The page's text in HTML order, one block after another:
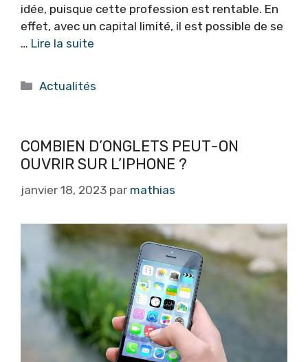
idée, puisque cette profession est rentable. En
effet, avec un capital limité, il est possible de se
… Lire la suite
Catégories
Actualités
COMBIEN D’ONGLETS PEUT-ON
OUVRIR SUR L’IPHONE ?
janvier 18, 2023 par mathias